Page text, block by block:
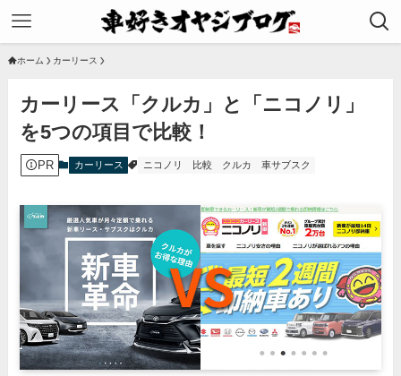
ホーム カーリース
カーリース「クルカ」と「ニコノリ」
を5つの項目で比較！
PR カーリース ニコノリ 比較 クルカ 車サブスク